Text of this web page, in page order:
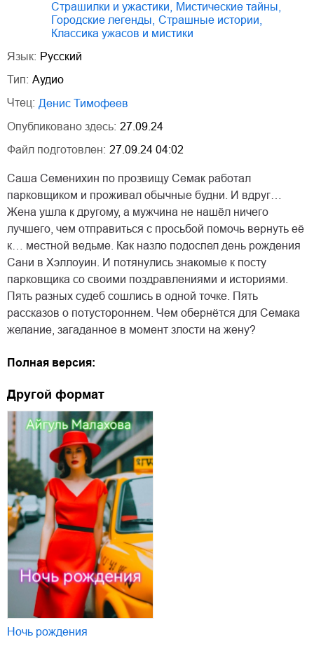
страшилки и ужастики мистические тайны
городские легенды
страшные истории
классика ужасов и мистики
Язык: Русский
Тип: Аудио
Чтец:
Денис Тимофеев
Опубликовано здесь: 27.09.24
Файл подготовлен: 27.09.24 04:02
Саша Семенихин по прозвищу Семак работал
парковщиком и проживал обычные будни. И вдруг…
Жена ушла к другому, а мужчина не нашёл ничего
лучшего, чем отправиться с просьбой помочь вернуть её
к… местной ведьме. Как назло подоспел день рождения
Сани в Хэллоуин. И потянулись знакомые к посту
парковщика со своими поздравлениями и историями.
Пять разных судеб сошлись в одной точке. Пять
рассказов о потустороннем. Чем обернётся для Семака
желание, загаданное в момент злости на жену?
Полная версия:
Другой формат
Ночь рождения